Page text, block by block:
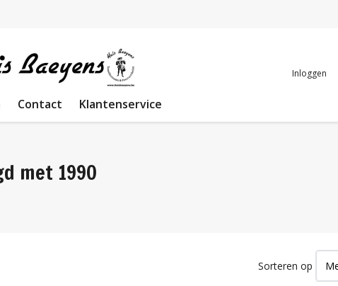
Inloggen
Contact Klantenservice
met 1990
Sorteren op